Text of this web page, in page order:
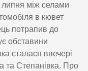
липня між селами
в кювет
потрапив до
обставини
сталася ввечері
та Степанівка. Про